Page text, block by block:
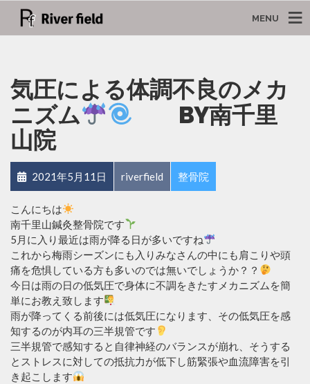
MENU
気圧による体調不良のメカ
ニズム
BY南千里
山院
2021年5月11日 riverfield 整骨院
こんにちは
南千里山鍼灸整骨院です
5月に入り最近は雨が降る日が多いですね
これから梅雨シーズンにも入りみなさんの中にも肩こりや頭
痛を危惧している方も多いのでは無いでしょうか？？
今日は雨の日の低気圧で身体に不調をきたすメカニズムを簡
単にお教え致します
雨が降ってくる前後には低気圧になります、その低気圧を感
知するのが内耳の三半規管です
三半規管で感知すると自律神経のバランスが崩れ、そうする
とストレスに対しての抵抗力が低下し筋緊張や血流障害を引
き起こします